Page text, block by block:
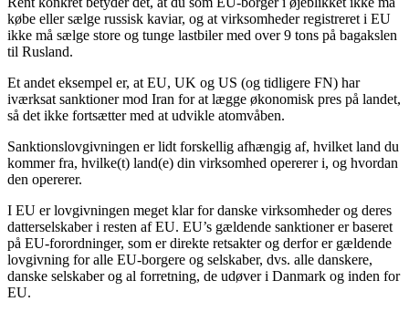
købe eller sælge russisk kaviar, og at virksomheder registreret i EU
ikke må sælge store og tunge lastbiler med over 9 tons på bagakslen
til Rusland.
Et andet eksempel er, at EU, UK og US (og tidligere FN) har
iværksat sanktioner mod Iran for at lægge økonomisk pres på landet,
så det ikke fortsætter med at udvikle atomvåben.
Sanktionslovgivningen er lidt forskellig afhængig af, hvilket land du
kommer fra, hvilke(t) land(e) din virksomhed opererer i, og hvordan
den opererer.
I EU er lovgivningen meget klar for danske virksomheder og deres
datterselskaber i resten af EU. EU’s gældende sanktioner er baseret
på EU-forordninger, som er direkte retsakter og derfor er gældende
lovgivning for alle EU-borgere og selskaber, dvs. alle danskere,
danske selskaber og al forretning, de udøver i Danmark og inden for
EU.